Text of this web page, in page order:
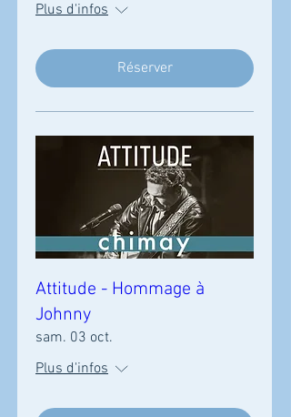
Plus d'infos
Réserver
Attitude - Hommage à
Johnny
sam. 03 oct.
Plus d'infos